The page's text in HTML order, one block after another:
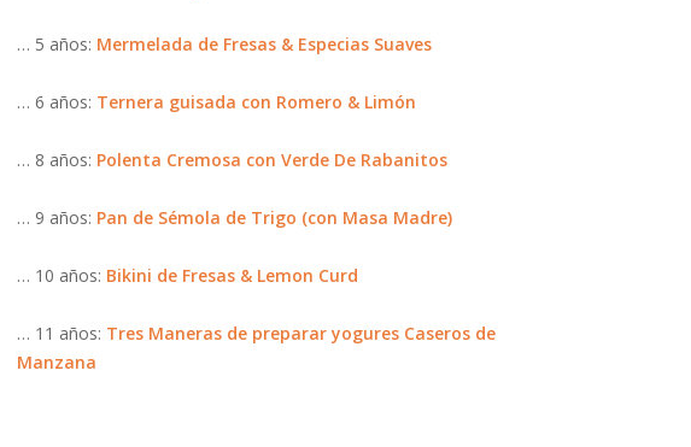
… 5 años: Mermelada de Fresas & Especias Suaves
… 6 años: Ternera guisada con Romero & Limón
… 8 años: Polenta Cremosa con Verde De Rabanitos
… 9 años: Pan de Sémola de Trigo (con Masa Madre)
… 10 años: Bikini de Fresas & Lemon Curd
… 11 años: Tres Maneras de preparar yogures Caseros de
Manzana